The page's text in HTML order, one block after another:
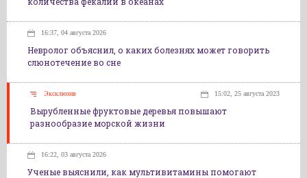
16:37, 04 августа 2026
Невролог объяснил, о каких болезнях может говорить
слюнотечение во сне
Эксклюзив 15:02, 25 августа 2023
Вырубленные фруктовые деревья повышают
разнообразие морской жизни
16:22, 03 августа 2026
Ученые выяснили, как мультивитамины помогают